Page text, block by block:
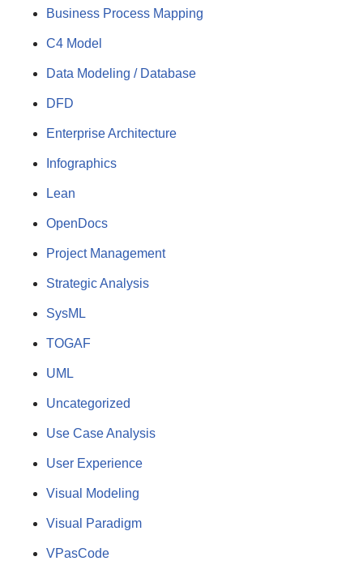
Business Process Mapping
C4 Model
Data Modeling / Database
DFD
Enterprise Architecture
Infographics
Lean
OpenDocs
Project Management
Strategic Analysis
SysML
TOGAF
UML
Uncategorized
Use Case Analysis
User Experience
Visual Modeling
Visual Paradigm
VPasCode